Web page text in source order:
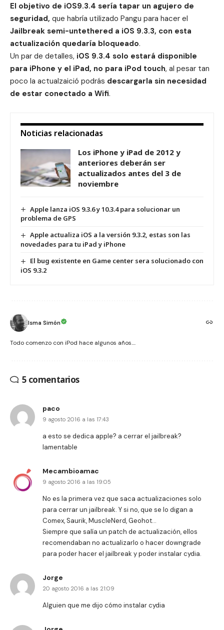
El objetivo de iOS9.3.4 sería tapar un agujero de
seguridad, que habría utilizado Pangu para hacer el
Jailbreak semi-untethered a iOS 9.3.3, con esta
actualización quedaría bloqueado.
Un par de detalles, iOS 9.3.4 solo estará disponible
para iPhone y el iPad, no para iPod touch, al pesar tan
poco la actualzaició podrás descargarla sin necesidad
de estar conectado a Wifi.
Noticias relacionadas
Los iPhone y iPad de 2012 y
anteriores deberán ser
actualizados antes del 3 de
noviembre
Apple lanza iOS 9.3.6 y 10.3.4 para solucionar un
problema de GPS
Apple actualiza iOS a la versión 9.3.2, estas son las
novedades para tu iPad y iPhone
El bug existente en Game center sera solucionado con
iOS 9.3.2
Isma Simón
Todo comenzo con iPod hace algunos años....
5 comentarios
paco
9 agosto 2016 a las 17:43
a esto se dedica apple? a cerrar el jailbreak?
lamentable
Mecambioamac
9 agosto 2016 a las 19:05
No es la primera vez que saca actualizaciones solo
para cerrar un jailbreak. Y si no, que se lo digan a
Comex, Saurik, MuscleNerd, Geohot…
Siempre que salía un patch de actualización, ellos
recomendaban no actualizarlo o hacer downgrade
para poder hacer el jailbreak y poder instalar cydia.
Jorge
20 agosto 2016 a las 21:09
Alguien que me dijo cómo instalar cydia